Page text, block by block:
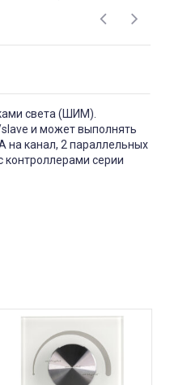
света (ШИМ).
и может выполнять
на канал, 2 параллельных
серии